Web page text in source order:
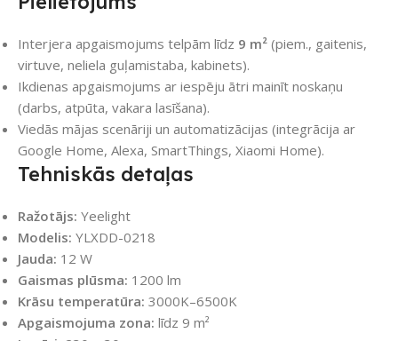
Interjera apgaismojums telpām līdz 9 m² (piem., gaitenis,
virtuve, neliela guļamistaba, kabinets).
Ikdienas apgaismojums ar iespēju ātri mainīt noskaņu
(darbs, atpūta, vakara lasīšana).
Viedās mājas scenāriji un automatizācijas (integrācija ar
Google Home, Alexa, SmartThings, Xiaomi Home).
Tehniskās detaļas
Ražotājs: Yeelight
Modelis: YLXDD-0218
Jauda: 12 W
Gaismas plūsma: 1200 lm
Krāsu temperatūra: 3000K–6500K
Apgaismojuma zona: līdz 9 m²